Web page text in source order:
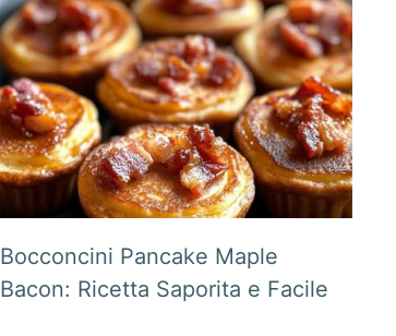
Bocconcini Pancake Maple
Bacon: Ricetta Saporita e Facile